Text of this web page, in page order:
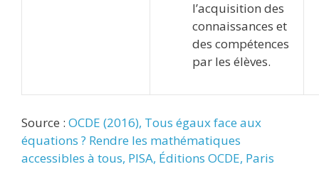
l’acquisition des
connaissances et
des compétences
par les élèves.
Source : OCDE (2016), Tous égaux face aux
équations ? Rendre les mathématiques
accessibles à tous, PISA, Éditions OCDE, Paris